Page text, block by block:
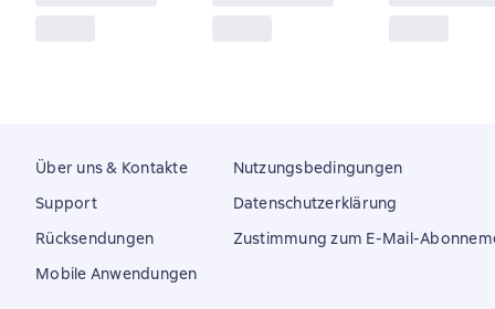
Über uns & Kontakte
Support
Rücksendungen
Mobile Anwendungen
Nutzungsbedingungen
Datenschutzerklärung
Zustimmung zum E-Mail-